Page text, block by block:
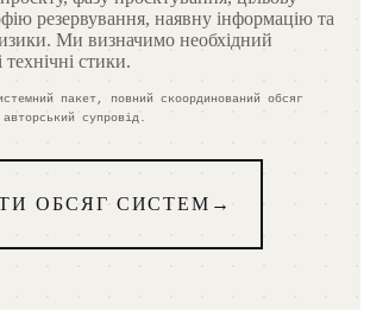
резервування, наявну інформацію та
Ми визначимо необхідний
стики.
пакет, повний скоординований обсяг
супровід.
ОБСЯГ СИСТЕМ →